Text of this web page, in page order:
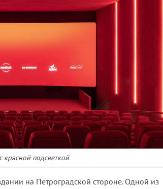
красной подсветкой
на Петроградской стороне. Одной из